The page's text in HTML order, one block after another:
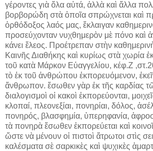
γέροντες γιὰ ὅλα αὐτά, ἀλλὰ καὶ ἄλλα
βορβορώδη στὰ ὁποῖα σπρώχνεται καὶ
ὀρθόδοξος λαός μας, ἔκλαιγαν
προσεύχονταν νυχθημερὸν μὲ πόνο καὶ
κάνει ἔλεος. Προέτρεπαν στὴν
Καινῆς Διαθήκης καὶ κυρίως στὰ χωρία
τοῦ κατὰ Μάρκον Εὐαγγελίου, κέφ.Ζ
τὸ ἐκ τοῦ ἀνθρώπου ἐκπορευόμενον,
ἄνθρωπον. ἔσωθεν γὰρ ἐκ τῆς καρδίας
διαλογισμοὶ οἱ κακοὶ ἐκπορεύονται,
κλοπαί, πλεονεξίαι, πονηρίαι, δόλος,
πονηρός, βλασφημία, ὑπερηφανία,
τὰ πονηρὰ ἔσωθεν ἐκπορεύεται καὶ
ὥστε νὰ μένουν οἱ πιστοὶ ἄτρωτοι στὶς
καλέσματα σὲ σαρκικὲς καὶ ψυχικὲς